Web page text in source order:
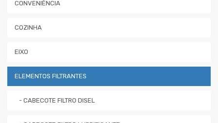
CONVENIÊNCIA
COZINHA
EIXO
ELEMENTOS FILTRANTES
- CABECOTE FILTRO DISEL